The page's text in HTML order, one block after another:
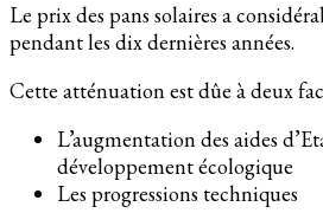
Le prix des pans solaires a
pendant les dix dernières années.
Cette atténuation est dûe à deux
L’augmentation des aides
développement écologique
Les progressions techniques